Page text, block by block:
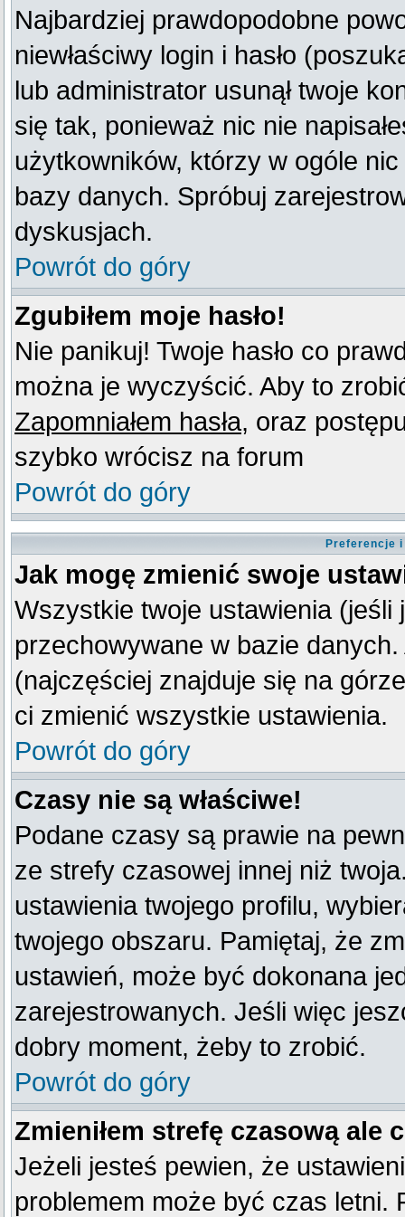
Najbardziej prawdopodobne
niewłaściwy login i hasło
lub administrator usunął twoje
się tak, ponieważ nic nie
użytkowników, którzy w ogóle
bazy danych. Spróbuj
dyskusjach.
Powrót do góry
Zgubiłem moje hasło!
Nie panikuj! Twoje hasło co
można je wyczyścić. Aby to
Zapomniałem hasła, oraz
szybko wrócisz na forum
Powrót do góry
Preferencje
Jak mogę zmienić swoje
Wszystkie twoje ustawienia
przechowywane w bazie
(najczęściej znajduje się na
ci zmienić wszystkie ustawienia.
Powrót do góry
Czasy nie są właściwe!
Podane czasy są prawie na
ze strefy czasowej innej niż
ustawienia twojego profilu,
twojego obszaru. Pamiętaj, że
ustawień, może być dokonana
zarejestrowanych. Jeśli więc
dobry moment, żeby to zrobić.
Powrót do góry
Zmieniłem strefę czasową ale
Jeżeli jesteś pewien, że
problemem może być czas letni.